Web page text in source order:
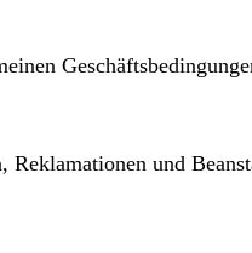
Reklamationen und